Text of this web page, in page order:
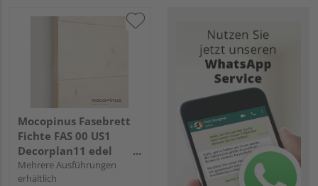
Mocopinus Fasebrett
Fichte FAS 00 US1
Decorplan11 edel
weiss
Mehrere Ausführungen
erhältlich